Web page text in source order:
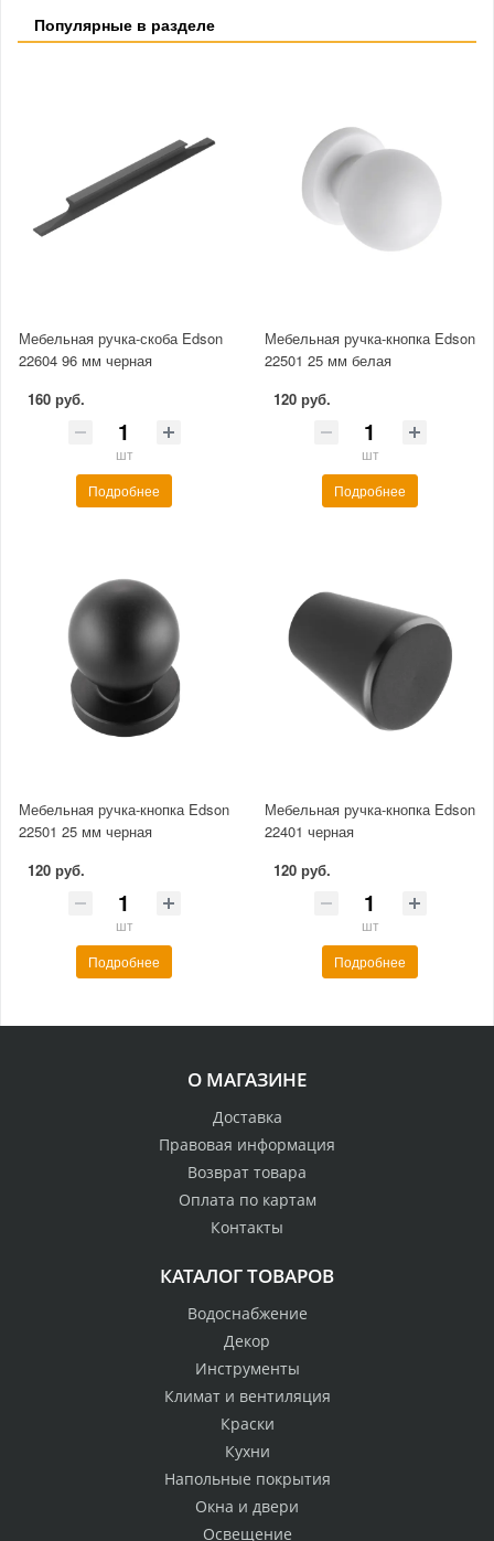
Популярные в разделе
Мебельная ручка-скоба Edson
22604 96 мм черная
160 руб.
шт
Подробнее
Мебельная ручка-кнопка Edson
22501 25 мм белая
120 руб.
шт
Подробнее
Мебельная ручка-кнопка Edson
22501 25 мм черная
120 руб.
шт
Подробнее
Мебельная ручка-кнопка Edson
22401 черная
120 руб.
шт
Подробнее
О МАГАЗИНЕ
Доставка
Правовая информация
Возврат товара
Оплата по картам
Контакты
КАТАЛОГ ТОВАРОВ
Водоснабжение
Декор
Инструменты
Климат и вентиляция
Краски
Кухни
Напольные покрытия
Окна и двери
Освещение